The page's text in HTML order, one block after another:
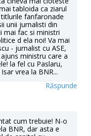
tabloida ca ziarul
fanfaronade
unii jurnalisti din
mai fac si ministri
d ela noi! Va mai
- jurnalist cu ASE,
ministru care a
la fel cu Paslaru,
vrea la BNR...
Răspunde
cum trebuie! N-o
BNR, dar asta e